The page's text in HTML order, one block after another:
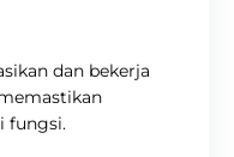
dan bekerja
fungsi.